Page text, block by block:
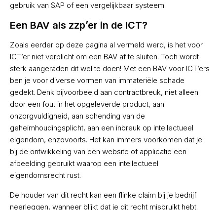
gebruik van SAP of een vergelijkbaar systeem.
Een BAV als zzp’er in de ICT?
Zoals eerder op deze pagina al vermeld werd, is het voor
ICT’er niet verplicht om een BAV af te sluiten. Toch wordt
sterk aangeraden dit wel te doen! Met een BAV voor ICT’ers
ben je voor diverse vormen van immateriële schade
gedekt. Denk bijvoorbeeld aan contractbreuk, niet alleen
door een fout in het opgeleverde product, aan
onzorgvuldigheid, aan schending van de
geheimhoudingsplicht, aan een inbreuk op intellectueel
eigendom, enzovoorts. Het kan immers voorkomen dat je
bij de ontwikkeling van een website of applicatie een
afbeelding gebruikt waarop een intellectueel
eigendomsrecht rust.
De houder van dit recht kan een flinke claim bij je bedrijf
neerleggen, wanneer blijkt dat je dit recht misbruikt hebt.